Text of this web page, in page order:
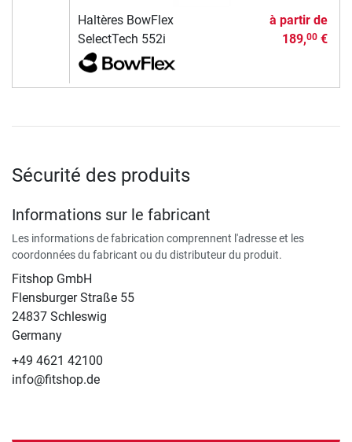
Haltères BowFlex
SelectTech 552i
à partir de
189,00€
Sécurité des produits
Informations sur le fabricant
Les informations de fabrication comprennent l'adresse et les
coordonnées du fabricant ou du distributeur du produit.
Fitshop GmbH
Flensburger Straße 55
24837 Schleswig
Germany
+49 4621 42100
info@fitshop.de